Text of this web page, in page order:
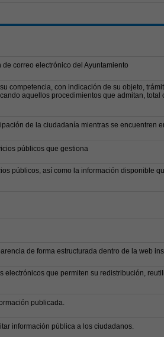
correo electrónico del Ayuntamiento
competencia, con indicación de su objeto,
aquellos procedimientos que admitan, total
de la ciudadanía mientras se encuentren
públicos que gestiona
públicos, así como la información disponible
de forma estructurada dentro de la web
electrónicos que permiten su redistribución,
publicada.
información pública a los ciudadanos.